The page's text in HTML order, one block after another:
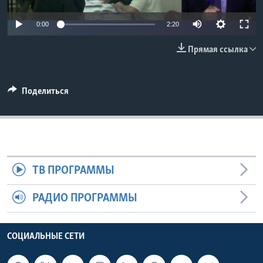
Learning English
0:00 2:20
Прямая ссылка
Поделиться
ТВ ПРОГРАММЫ
РАДИО ПРОГРАММЫ
СОЦИАЛЬНЫЕ СЕТИ